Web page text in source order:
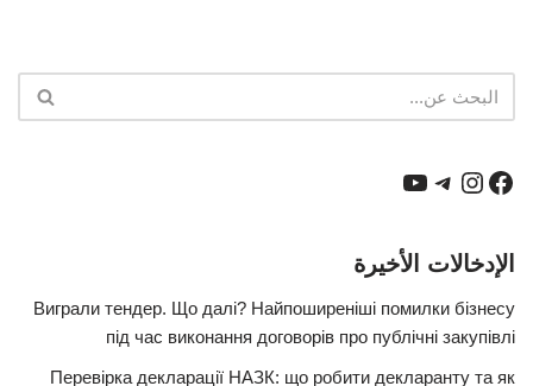
الإدخالات الأخيرة
Виграли тендер. Що далі? Найпоширеніші помилки бізнесу
під час виконання договорів про публічні закупівлі
Перевірка декларації НАЗК: що робити декларанту та як